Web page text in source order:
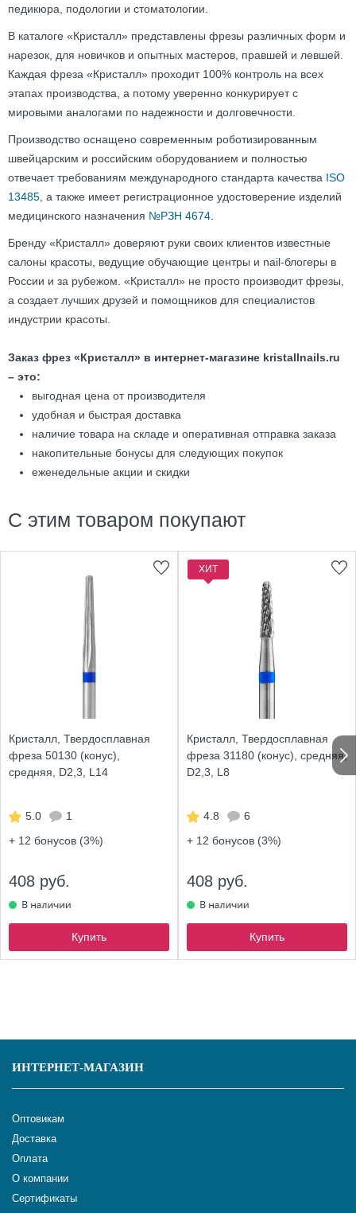
педикюра, подологии и стоматологии.
В каталоге «Кристалл» представлены фрезы различных форм и
нарезок, для новичков и опытных мастеров, правшей и левшей.
Каждая фреза «Кристалл» проходит 100% контроль на всех
этапах производства, а потому уверенно конкурирует с
мировыми аналогами по надежности и долговечности.
Производство оснащено современным роботизированным
швейцарским и российским оборудованием и полностью
отвечает требованиям международного стандарта качества ISO
13485 , а также имеет регистрационное удостоверение изделий
медицинского назначения №РЗН 4674
Бренду «Кристалл» доверяют руки своих клиентов известные
салоны красоты, ведущие обучающие центры и nail-блогеры в
России и за рубежом. «Кристалл» не просто производит фрезы,
а создает лучших друзей и помощников для специалистов
индустрии красоты.
Заказ фрез «Кристалл» в интернет-магазине kristallnails.ru
– это:
выгодная цена от производителя
удобная и быстрая доставка
наличие товара на складе и оперативная отправка заказа
накопительные бонусы для следующих покупок
еженедельные акции и скидки
С этим товаром покупают
Кристалл, Твердосплавная
фреза 50130 (конус),
средняя, D2,3, L14
5.0
1
+ 12 бонусов (3%)
408 руб.
Купить
ХИТ
Кристалл, Твердосплавная
фреза 31180 (конус), средняя,
D2,3, L8
4.8
6
+ 12 бонусов (3%)
408 руб.
Купить
ИНТЕРНЕТ-МАГАЗИН
Оптовикам
Доставка
Оплата
О компании
Сертификаты